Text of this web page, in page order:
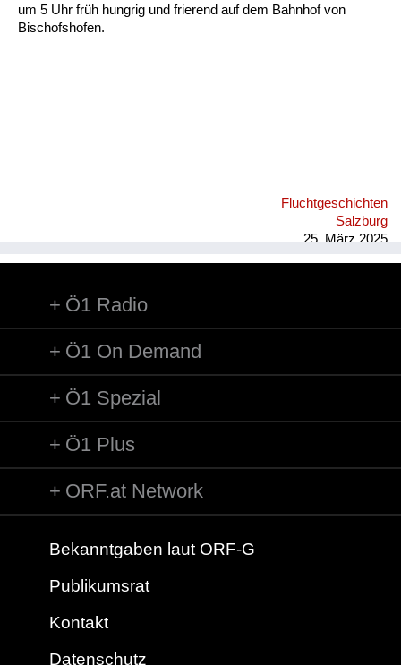
um 5 Uhr früh hungrig und frierend auf dem Bahnhof von
Bischofshofen.
Fluchtgeschichten
Salzburg
25. März 2025
Ö1 Radio
Ö1 On Demand
Ö1 Spezial
Ö1 Plus
ORF.at Network
Bekanntgaben laut ORF-G
Publikumsrat
Kontakt
Datenschutz